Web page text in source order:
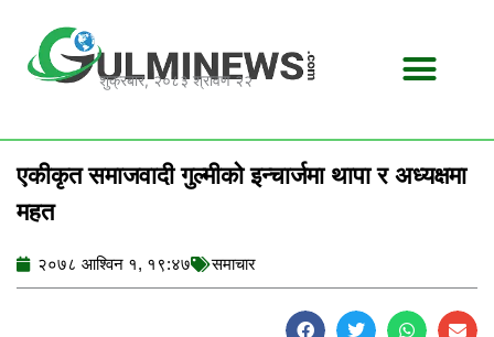
content
शुक्रबार, २०८३ श्रावण २२
एकीकृत समाजवादी गुल्मीको इन्चार्जमा थापा र अध्यक्षमा
महत
२०७८ आश्विन १, १९:४७ समाचार